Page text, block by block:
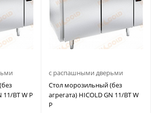
11/BT W P
с распашными дверьми
Стол морозильный (без
агрегата) HICOLD GN 11/BT W
P